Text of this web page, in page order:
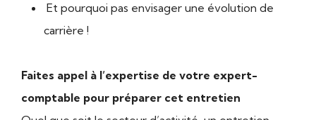
Et pourquoi pas envisager une évolution de
carrière !
Faites appel à l’expertise de votre expert-
comptable pour préparer cet entretien